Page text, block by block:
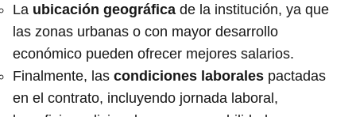
La ubicación geográfica de la institución, ya que
las zonas urbanas o con mayor desarrollo
económico pueden ofrecer mejores salarios.
Finalmente, las condiciones laborales pactadas
en el contrato, incluyendo jornada laboral,